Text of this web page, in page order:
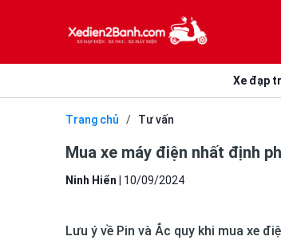
Xe đạp
Trang chủ / Tư vấn
Mua xe máy điện nhất định
Ninh Hiển 10/09/2024
Lưu ý về Pin và Ắc quy khi mua xe